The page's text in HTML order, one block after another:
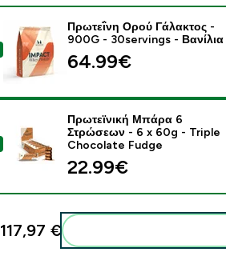
Select this product - Πρωτεΐνη Ορού
Πρωτεΐνη Ορού Γάλακτος -
900G - 30servings - Βανίλια
64.99€‎
Select this product - Πρωτεϊνική
Πρωτεϊνική Μπάρα 6
Στρώσεων - 6 x 60g - Triple
Chocolate Fudge
22.99€‎
117,97 €‎